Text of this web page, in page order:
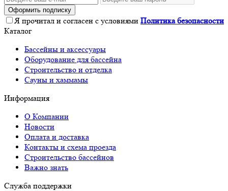
Оформить подписку
Я прочитал и согласен с условиями Политика безопасности
Каталог
Бассейны и аксессуары
Оборудование для бассейна
Строительство и отделка
Сауны и хаммамы
Информация
О Компании
Новости
Оплата и доставка
Контакты и схема проезда
Строительство бассейнов
Важно знать
Служба поддержки